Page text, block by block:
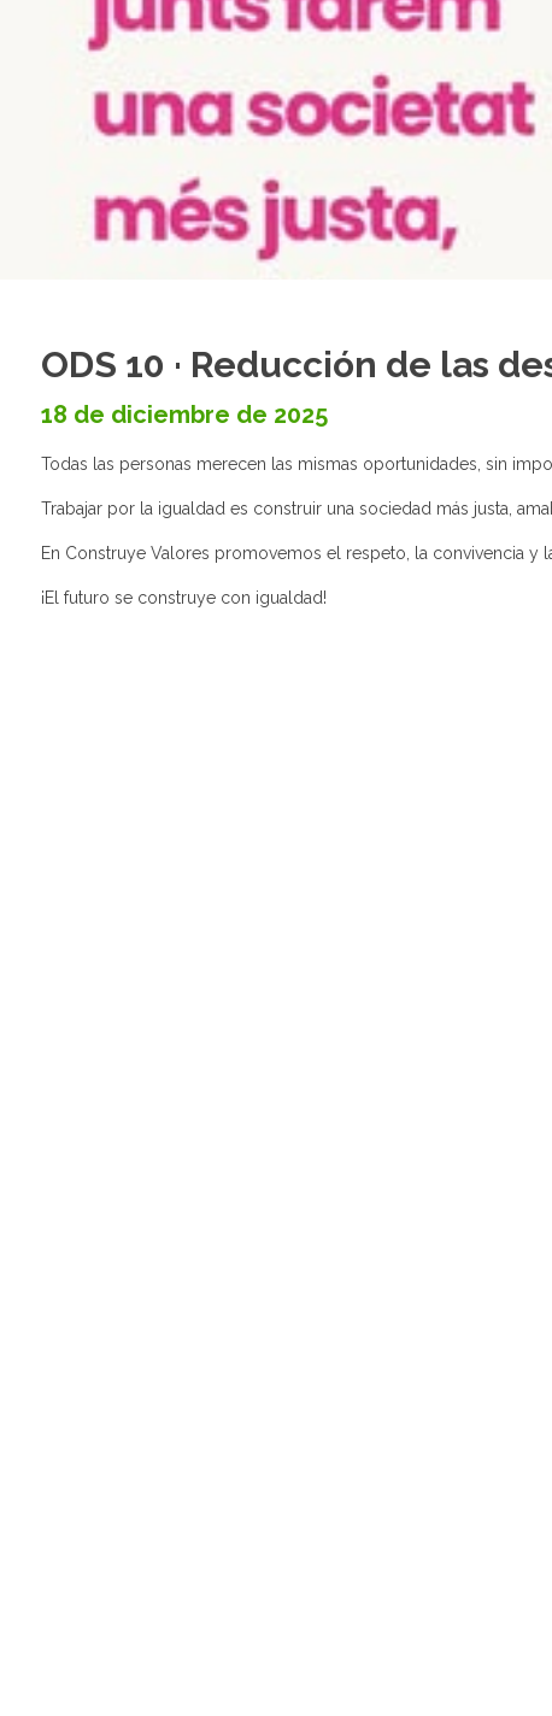
ODS 10 · Reducción de las
18 de diciembre de 2025
Todas las personas merecen las mismas oportunidades, sin
Trabajar por la igualdad es construir una sociedad más justa,
En Construye Valores promovemos el respeto, la convivencia y
¡El futuro se construye con igualdad!